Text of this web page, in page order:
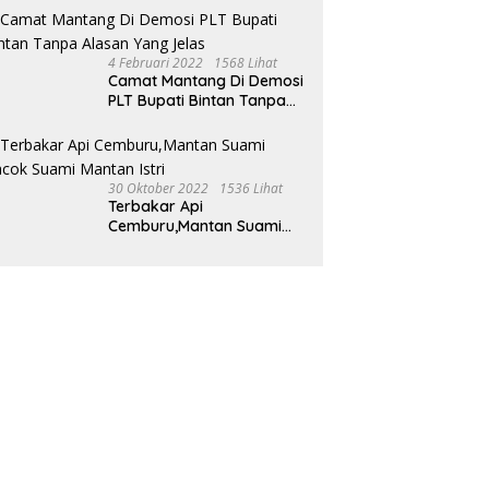
Ustad
4 Februari 2022 1568 Lihat
Camat Mantang Di Demosi
PLT Bupati Bintan Tanpa
30 Oktober 2022 1536 Lihat
Terbakar Api
Cemburu,Mantan Suami